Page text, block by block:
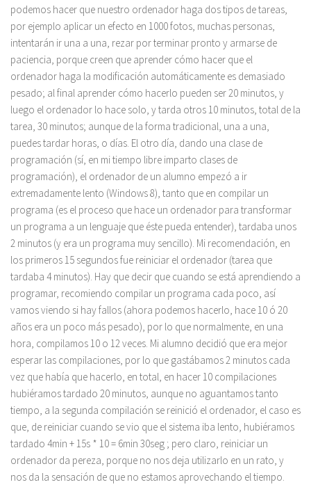
podemos hacer que nuestro ordenador haga dos tipos de tareas,
por ejemplo aplicar un efecto en 1000 fotos, muchas personas,
intentarán ir una a una, rezar por terminar pronto y armarse de
paciencia, porque creen que aprender cómo hacer que el
ordenador haga la modificación automáticamente es demasiado
pesado; al final aprender cómo hacerlo pueden ser 20 minutos, y
luego el ordenador lo hace solo, y tarda otros 10 minutos, total de la
tarea, 30 minutos; aunque de la forma tradicional, una a una,
puedes tardar horas, o días. El otro día, dando una clase de
programación (sí, en mi tiempo libre imparto clases de
programación), el ordenador de un alumno empezó a ir
extremadamente lento (Windows 8), tanto que en compilar un
programa (es el proceso que hace un ordenador para transformar
un programa a un lenguaje que éste pueda entender), tardaba unos
2 minutos (y era un programa muy sencillo). Mi recomendación, en
los primeros 15 segundos fue reiniciar el ordenador (tarea que
tardaba 4 minutos). Hay que decir que cuando se está aprendiendo a
programar, recomiendo compilar un programa cada poco, así
vamos viendo si hay fallos (ahora podemos hacerlo, hace 10 ó 20
años era un poco más pesado), por lo que normalmente, en una
hora, compilamos 10 o 12 veces. Mi alumno decidió que era mejor
esperar las compilaciones, por lo que gastábamos 2 minutos cada
vez que había que hacerlo, en total, en hacer 10 compilaciones
hubiéramos tardado 20 minutos, aunque no aguantamos tanto
tiempo, a la segunda compilación se reinició el ordenador, el caso es
que, de reiniciar cuando se vio que el sistema iba lento, hubiéramos
tardado 4min + 15s * 10 = 6min 30seg ; pero claro, reiniciar un
ordenador da pereza, porque no nos deja utilizarlo en un rato, y
nos da la sensación de que no estamos aprovechando el tiempo.